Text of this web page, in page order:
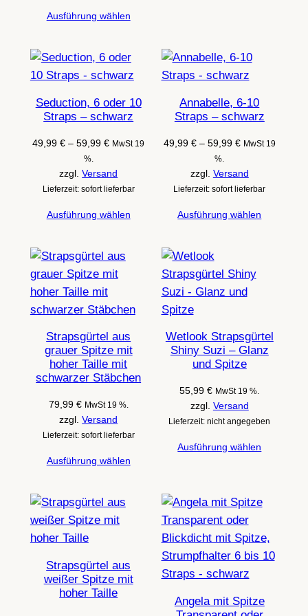
Ausführung wählen
Seduction, 6 oder 10
Straps – schwarz
49,99€ –59,99€Preisspanne:
bis
59,99 €
MwSt 19
%.
zzgl.Versand
Lieferzeit: sofort lieferbar
Ausführung wählen
Annabelle, 6-10
Straps – schwarz
49,99 € – 59,99 €Preisspanne:
bis
59,99 €
MwSt 19
%.
zzgl. Versand
Lieferzeit: sofort lieferbar
Ausführung wählen
Strapsgürtel aus
grauer Spitze mit
hoher Taille mit
schwarzer Stäbchen
79,99 € MwSt 19 %.
zzgl.Versand
Lieferzeit: sofort lieferbar
Ausführung wählen
Wetlook Strapsgürtel
Shiny Suzi – Glanz
und Spitze
55,99€ MwSt 19 %.
zzgl. Versand
Lieferzeit: nicht angegeben
Ausführung wählen
Strapsgürtel aus
weißer Spitze mit
hoher Taille
Angela mit Spitze